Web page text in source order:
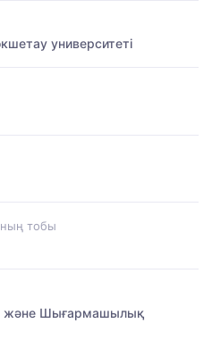
университетi
тобы
және Шығармашылық